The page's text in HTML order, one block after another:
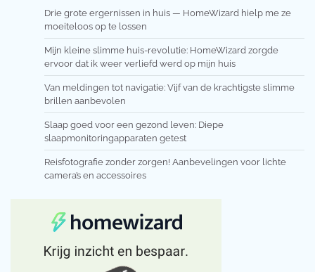
Drie grote ergernissen in huis — HomeWizard hielp me ze
moeiteloos op te lossen
Mijn kleine slimme huis-revolutie: HomeWizard zorgde
ervoor dat ik weer verliefd werd op mijn huis
Van meldingen tot navigatie: Vijf van de krachtigste slimme
brillen aanbevolen
Slaap goed voor een gezond leven: Diepe
slaapmonitoringapparaten getest
Reisfotografie zonder zorgen! Aanbevelingen voor lichte
camera’s en accessoires